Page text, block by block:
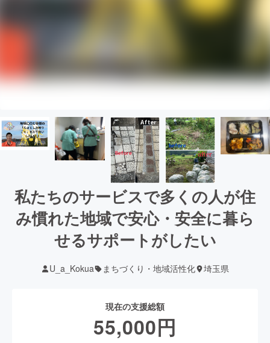
私たちのサービスで多くの人が住
み慣れた地域で安心・安全に暮ら
せるサポートがしたい
U_a_Kokua まちづくり・地域活性化 埼玉県
現在の支援総額
55,000円